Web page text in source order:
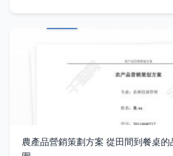
農產品營銷策劃方案 從田間到餐桌